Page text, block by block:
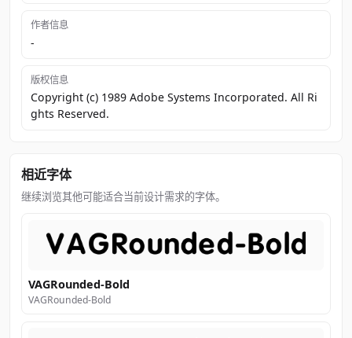
作者信息
-
版权信息
Copyright (c) 1989 Adobe Systems Incorporated. All Ri
ghts Reserved.
相近字体
继续浏览其他可能适合当前设计需求的字体。
VAGRounded-Bold
VAGRounded-Bold